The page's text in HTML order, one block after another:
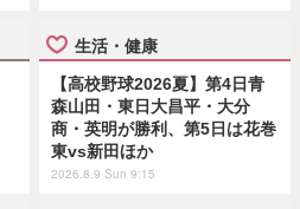
生活・健康
【高校野球2026夏】第4日青
森山田・東日大昌平・大分
商・英明が勝利、第5日は花巻
東vs新田ほか
2026.8.9 Sun 9:15